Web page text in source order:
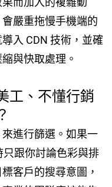
嚴重拖慢手機端的
入 CDN 技術，並確
與快取處理。
工、不懂行銷
進行篩選。如果一
只跟你討論色彩與排
客戶的搜尋意圖，